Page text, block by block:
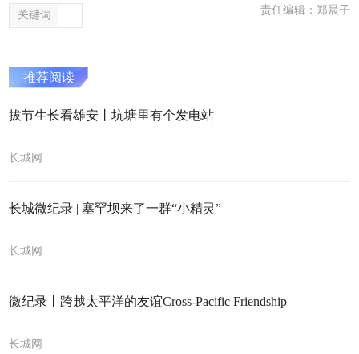
关键词 责任编辑：郑晨子
推荐阅读
拔节生长看雄安丨坑塘里有个发电站
长城网
长城微纪录 | 塞罕坝来了一群“小精灵”
长城网
微纪录丨跨越太平洋的友谊Cross-Pacific Friendship
长城网